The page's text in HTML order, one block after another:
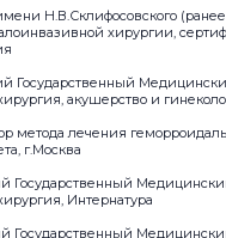
Н.В.Склифосовского
хирургии,
Государственный
акушерство и
метода лечения
г.Москва
Государственный
Интернатура
Государственный